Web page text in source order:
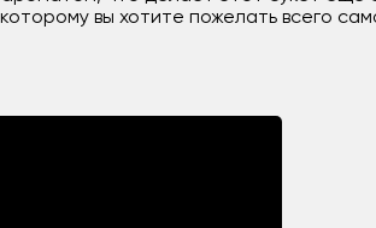
вы хотите пожелать всего